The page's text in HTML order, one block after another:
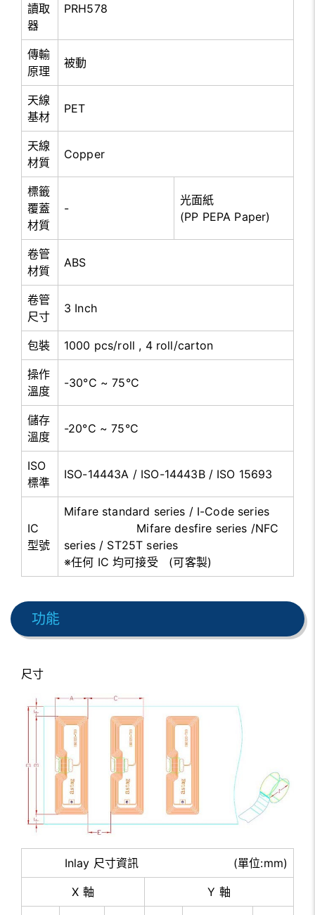
讀取
器
PRH578
傳輸
原理
被動
天線
基材
PET
天線
材質
Copper
標籤
覆蓋
材質
-
光面紙
(PP PEPA Paper)
卷管
材質
ABS
卷管
尺寸
3 Inch
包裝 1000 pcs/roll , 4 roll/carton
操作
溫度
-30°C ~ 75°C
儲存
溫度
-20°C ~ 75°C
ISO
標準
ISO-14443A / ISO-14443B / ISO 15693
IC
型號
Mifare standard series / I-Code series
Mifare desfire series /NFC
series / ST25T series
※任何 IC 均可接受 (可客製)
功能
尺寸
Inlay 尺寸資訊 (單位:mm)
X 軸 Y 軸